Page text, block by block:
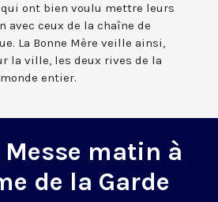
qui ont bien voulu mettre leurs
avec ceux de la chaîne de
La Bonne Mère veille ainsi,
la ville, les deux rives de la
entier.
Messe matin à
de la Garde